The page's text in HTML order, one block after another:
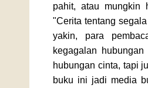
pahit, atau mungkin
"Cerita tentang
yakin, para
kegagalan
hubungan cinta, tapi
buku ini jadi media